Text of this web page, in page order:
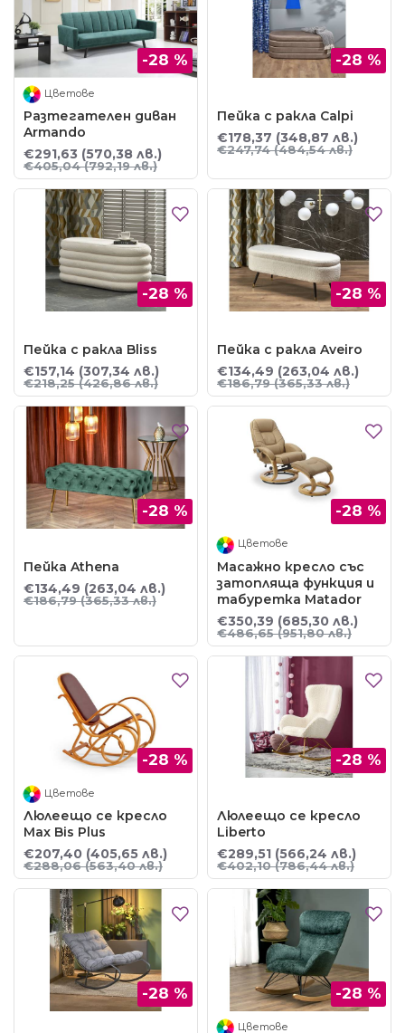
-28 %
Цветове
Разтегателен диван
Armando
€291,63 (570,38 лв.)
€405,04(792,19 лв.)
-28 %
Пейка с ракла Calpi
€178,37 (348,87 лв.)
€247,74(484,54 лв.)
-28 %
Пейка с ракла Bliss
€157,14 (307,34 лв.)
€218,25(426,86 лв.)
-28 %
Пейка с ракла Aveiro
€134,49 (263,04 лв.)
€186,79(365,33 лв.)
-28 %
Пейка Athena
€134,49 (263,04 лв.)
€186,79(365,33 лв.)
-28 %
Цветове
Масажно кресло със
затопляща функция и
табуретка Matador
€350,39 (685,30 лв.)
€486,65(951,80 лв.)
-28 %
Цветове
Люлеещо се кресло
Max Bis Plus
€207,40 (405,65 лв.)
€288,06(563,40 лв.)
-28 %
Люлеещо се кресло
Liberto
€289,51 (566,24 лв.)
€402,10(786,44 лв.)
-28 % -28 %
Цветове